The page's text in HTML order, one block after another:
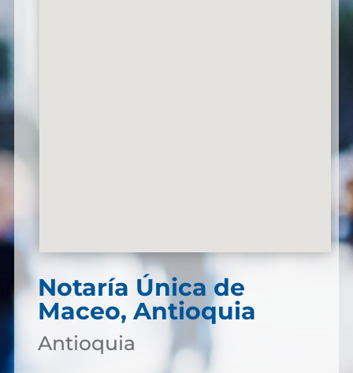
Notaría Única de
Maceo, Antioquia
Antioquia